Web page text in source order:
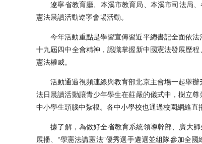
遼寧省教育廳、本溪市教育局、本溪市司法局、
憲法晨讀活動遼寧會場活動。
今年活動重點是學習宣傳習近平總書記全面依法
十九屆四中全會精神，認識掌握新中國憲法發展歷
憲法權威。
活動通過視頻連線與教育部北京主會場一起舉辦
法日晨讀活動讓青少年學生在莊嚴的儀式中，樹立
中小學生頭腦中紮根。各中小學校也通過校園網絡直
據了解，為做好全省教育系統領導幹部、廣大師
展播、“學憲法講憲法”優秀選手遴選並組隊參加全